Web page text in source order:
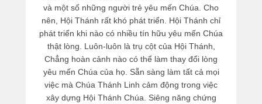
và một số những người trẻ yêu mến Chúa. Cho
nên, Hội Thánh rất khó phát triển. Hội Thánh chỉ
phát triển khi nào có nhiều tín hữu yêu mến Chúa
thật lòng. Luôn-luôn là trụ cột của Hội Thánh,
Chẳng hoàn cảnh nào có thể làm thay đổi lòng
yêu mến Chúa của họ. Sẵn sàng làm tất cả mọi
việc mà Chúa Thánh Linh cảm động trong việc
xây dựng Hội Thánh Chúa. Siêng năng chứng